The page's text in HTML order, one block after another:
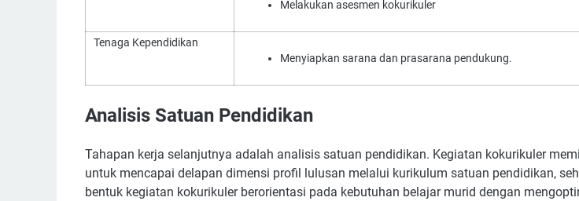
Melakukan asesmen kokurikuler
Tenaga Kependidikan
Menyiapkan sarana dan prasarana pendukung.
Analisis Satuan Pendidikan
Tahapan kerja selanjutnya adalah analisis satuan pendidikan. Kegiatan kokurikuler
untuk mencapai delapan dimensi profil lulusan melalui kurikulum satuan pendidikan,
bentuk kegiatan kokurikuler berorientasi pada kebutuhan belajar murid dengan